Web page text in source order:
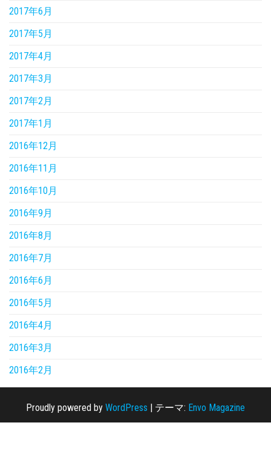
2017年6月
2017年5月
2017年4月
2017年3月
2017年2月
2017年1月
2016年12月
2016年11月
2016年10月
2016年9月
2016年8月
2016年7月
2016年6月
2016年5月
2016年4月
2016年3月
2016年2月
Proudly powered by WordPress | テーマ: Envo Magazine